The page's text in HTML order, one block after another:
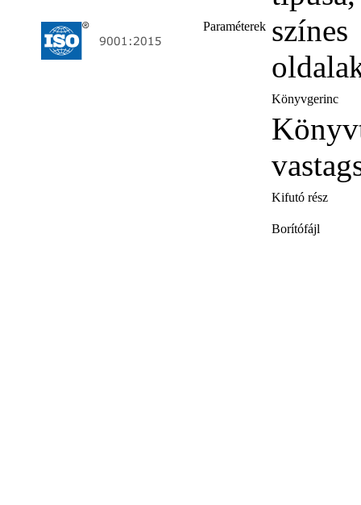
Paraméterek színes
Könyvgerinc
Kifutó rész
Borítófájl